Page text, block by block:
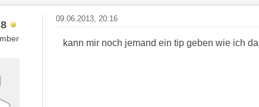
09.06.2013, 20:16
kann mir noch jemand ein tip geben wie ich